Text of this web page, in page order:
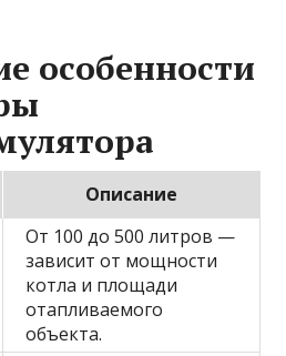
особенности
Описание
От 100 до 500 литров —
зависит от мощности
котла и площади
отапливаемого
объекта.